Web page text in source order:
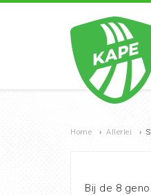
Home › Allerlei ›
Bij de 8